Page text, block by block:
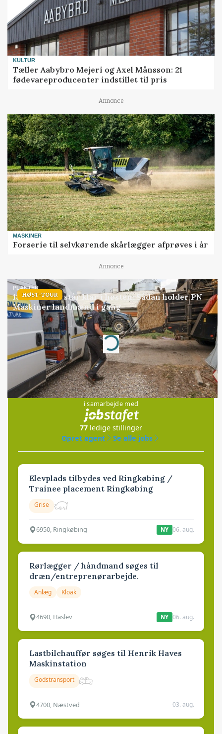
KULTUR
Tæller Aabybro Mejeri og Axel Månsson: 21
fødevareproducenter indstillet til pris
Annonce
MASKINER
Forserie til selvkørende skårlægger afprøves i år
Annonce
HØST-TOUR
PLANTER
18 montører står klar i høsten: Sådan holder PN
Maskiner landmænd i gang
Annonce
Loading...
Jobs
i samarbejde med
77 ledige stillinger
Opret agent
Se alle jobs
Elevplads tilbydes ved Ringkøbing /
Trainee placement Ringkøbing
Grise
6950, Ringkøbing NY 06. aug.
Rørlægger / håndmand søges til
dræn/entreprenørarbejde.
Anlæg Kloak
4690, Haslev NY 06. aug.
Lastbilchauffør søges til Henrik Haves
Maskinstation
Godstransport
4700, Næstved 03. aug.